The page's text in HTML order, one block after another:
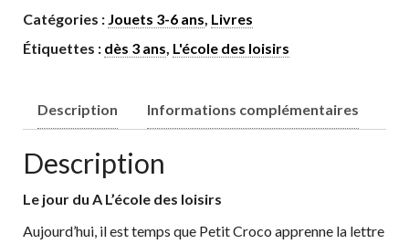
Catégories : Jouets 3-6 ans, Livres
Étiquettes : dès 3 ans, L'école des loisirs
Description Informations complémentaires
Description
Le jour du A L’école des loisirs
Aujourd’hui, il est temps que Petit Croco apprenne la lettre